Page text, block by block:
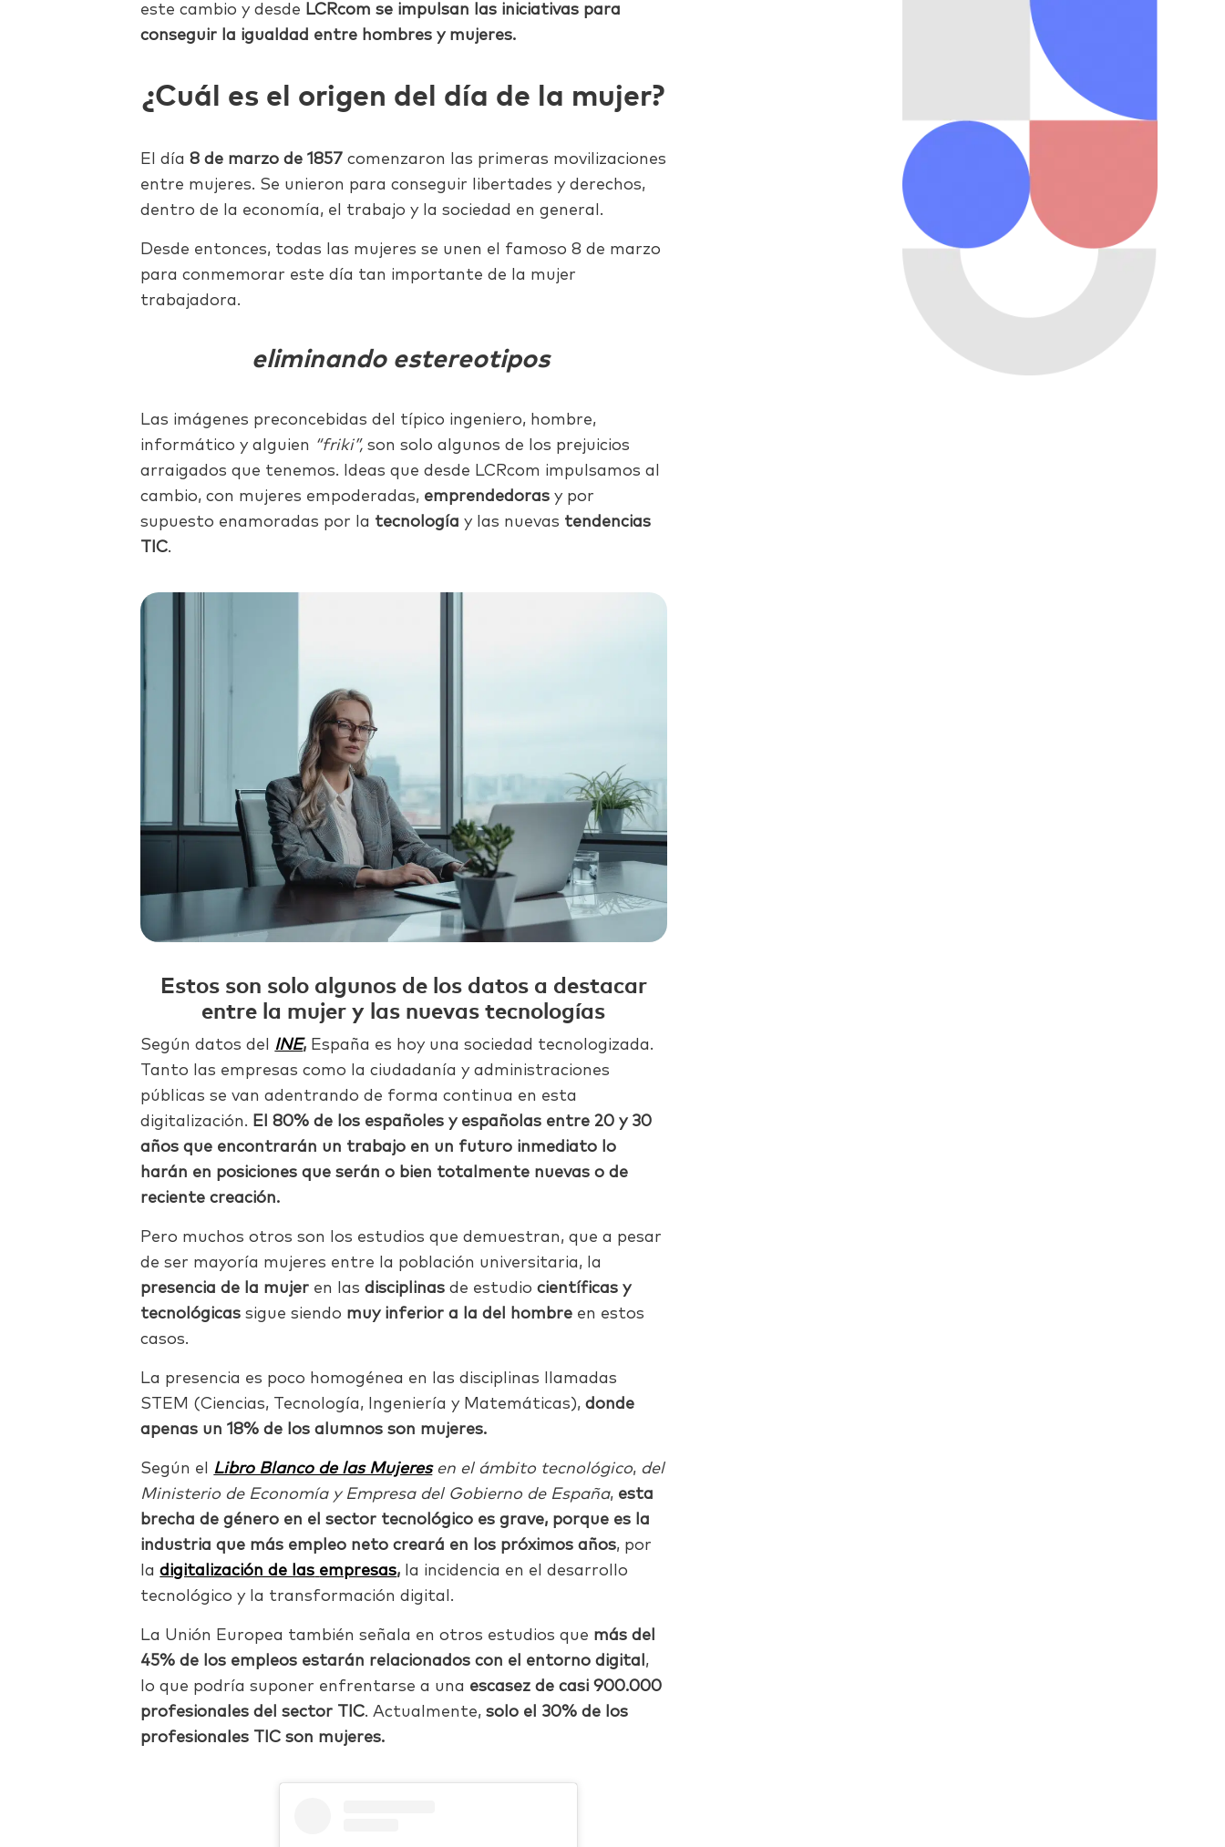
este cambio y desde LCRcom se impulsan las iniciativas para
conseguir la igualdad entre hombres y mujeres.
¿Cuál es el origen del día de la mujer?
El día8 de marzo de 1857 comenzaron las primeras movilizaciones
entre mujeres. Se unieron para conseguir libertades y derechos,
dentro de la economía, el trabajo y la sociedad en general.
Desde entonces, todas las mujeres se unen el famoso 8 de marzo
para conmemorar este día tan importante de la mujer
trabajadora.
eliminando estereotipos
Las imágenes preconcebidas del típico ingeniero, hombre,
informático y alguien “friki”, son solo algunos de los prejuicios
arraigados que tenemos. Ideas que desde LCRcom impulsamos al
cambio, con mujeres empoderadas, emprendedoras y por
supuesto enamoradas por la tecnología y las nuevas tendencias
TIC.
Estos son solo algunos de los datos a destacar
entre la mujer y las nuevas tecnologías
Según datos del INE, España es hoy una sociedad tecnologizada.
Tanto las empresas como la ciudadanía y administraciones
públicas se van adentrando de forma continua en esta
digitalización. El 80% de los españoles y españolas entre 20 y 30
años que encontrarán un trabajo en un futuro inmediato lo
harán en posiciones que serán o bien totalmente nuevas o de
reciente creación.
Pero muchos otros son los estudios que demuestran, que a pesar
de ser mayoría mujeres entre la población universitaria, la
presencia de la mujer en lasdisciplinas de estudio científicas y
tecnológicas sigue siendo muy inferior a la del hombre en estos
casos.
La presencia es poco homogénea en las disciplinas llamadas
STEM (Ciencias, Tecnología, Ingeniería y Matemáticas),donde
apenas un 18% de los alumnos son mujeres.
Según el Libro Blanco de las Mujeresen el ámbito tecnológico, del
Ministerio de Economía y Empresa del Gobierno de España, esta
brecha de género en el sector tecnológico es grave, porque es la
industria que más empleo neto creará en los próximos años, por
ladigitalización de las empresas, la incidencia en el desarrollo
tecnológico y la transformación digital.
La Unión Europea también señala en otros estudios que más del
45% de los empleos estarán relacionados con el entorno digital ,
lo que podría suponer enfrentarse a una escasez de casi 900.000
profesionales del sector TIC. Actualmente,solo el 30% de los
profesionales TIC son mujeres.